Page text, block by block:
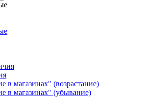
в магазинах" (возрастание)
в магазинах" (убывание)